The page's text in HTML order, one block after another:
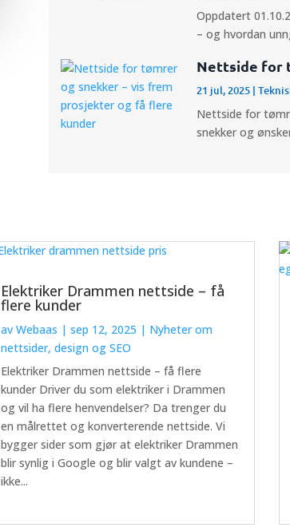
Oppdatert
– og hvordan
Nettside for
21 jul, 2025|
Nettside for
snekker og
Elektriker Drammen nettside – få
flere kunder
av Webaas | sep 12, 2025 | Nyheter om
nettsider, design og SEO
Elektriker Drammen nettside – få flere
kunder Driver du som elektriker i Drammen
og vil ha flere henvendelser? Da trenger du
en målrettet og konverterende nettside. Vi
bygger sider som gjør at elektriker Drammen
blir synlig i Google og blir valgt av kundene –
ikke...